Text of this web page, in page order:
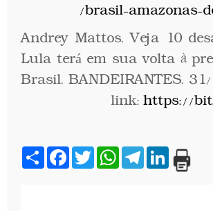
brasil-amazonas-
Andrey Mattos, Veja 10
Lula terá em sua volta à
Brasil, BANDEIRANTES,
link: https://
Share
FacebookTwitter
WhatsApp
Telegram
LinkedIn